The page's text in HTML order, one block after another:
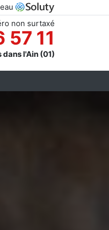
non surtaxé
11
l'Ain (01)